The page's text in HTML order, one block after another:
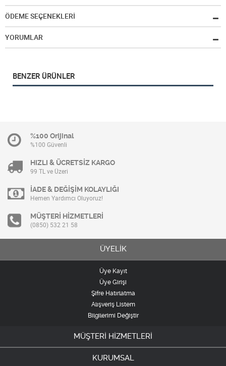
ÖDEME SEÇENEKLERİ
YORUMLAR
BENZER ÜRÜNLER
%100 Orijinal
%100 Güvenli
HIZLI & ÜCRETSİZ KARGO
99 TL ve Üzeri
İADE & DEĞİŞİM KOLAYLIĞI
Hemen Yardımcı Oluyoruz!
MÜŞTERİ HİZMETLERİ
(0850) 532 21 58
ÜYELİK
Üye Kayıt
Üye Girişi
Şifre Hatırlatma
Alışveriş Listem
Bilgilerimi Değiştir
MÜŞTERİ HİZMETLERİ
KURUMSAL